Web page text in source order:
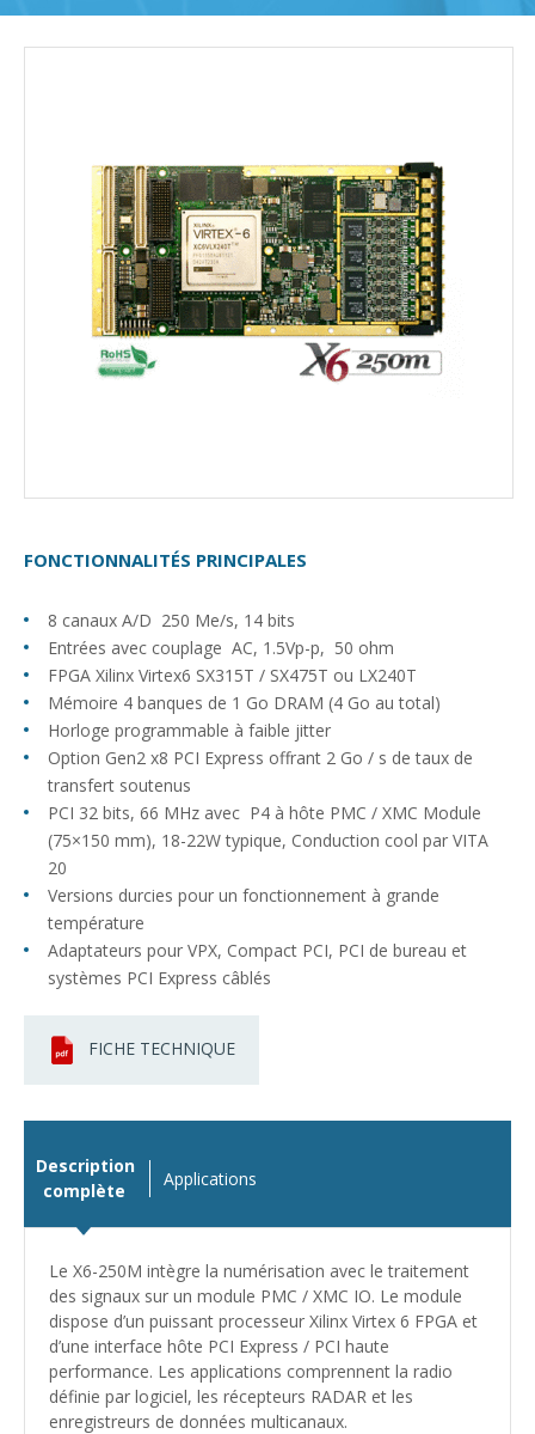
FONCTIONNALITÉS PRINCIPALES
8 canaux A/D 250 Me/s, 14 bits
Entrées avec couplage AC, 1.5Vp-p, 50 ohm
FPGA Xilinx Virtex6 SX315T / SX475T ou LX240T
Mémoire 4 banques de 1 Go DRAM (4 Go au total)
Horloge programmable à faible jitter
Option Gen2 x8 PCI Express offrant 2 Go / s de taux de
transfert soutenus
PCI 32 bits, 66 MHz avec P4 à hôte PMC / XMC Module
(75×150 mm), 18-22W typique, Conduction cool par VITA
20
Versions durcies pour un fonctionnement à grande
température
Adaptateurs pour VPX, Compact PCI, PCI de bureau et
systèmes PCI Express câblés
FICHE TECHNIQUE
Description
complète
Applications
Le X6-250M intègre la numérisation avec le traitement
des signaux sur un module PMC / XMC IO. Le module
dispose d’un puissant processeur Xilinx Virtex 6 FPGA et
d’une interface hôte PCI Express / PCI haute
performance. Les applications comprennent la radio
définie par logiciel, les récepteurs RADAR et les
enregistreurs de données multicanaux.